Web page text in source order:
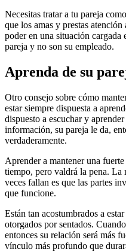
Necesitas tratar a tu pareja
que los amas y prestas
poder en una situación cargada
pareja y no son su empleado.
Aprenda de su
Otro consejo sobre cómo
estar siempre dispuesta a
dispuesto a escuchar y
información, su pareja le da,
verdaderamente.
Aprender a mantener una
tiempo, pero valdrá la pena. La
veces fallan es que las partes
que funcione.
Están tan acostumbrados a
otorgados por sentados.
entonces su relación será más
vínculo más profundo que